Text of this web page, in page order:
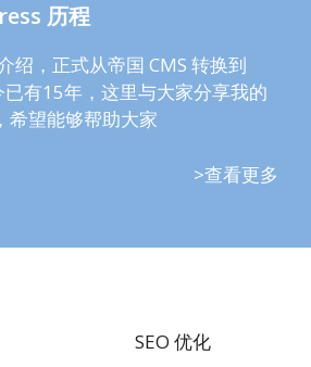
历程
绍，正式从帝国 CMS 转换到
有15年，这里与大家分享我的
希望能够帮助大家
>查看更多
SEO 优化